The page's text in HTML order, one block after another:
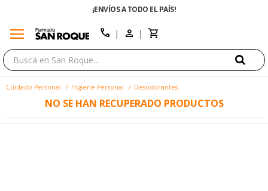
¡ENVÍOS A TODO EL PAÍS!
menu call
Cuidado Personal Higiene Personal Desodorantes
NO SE HAN RECUPERADO PRODUCTOS
close